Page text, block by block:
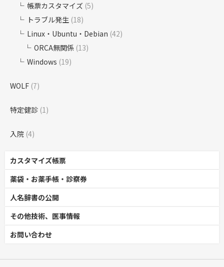
帳票カスタマイズ (5)
トラブル発生 (18)
Linux・Ubuntu・Debian (42)
ORCA無関係 (13)
Windows (19)
WOLF (7)
特定健診 (1)
入院 (4)
カスタマイズ帳票
薬袋・お薬手帳・診察券
人名辞書の公開
その他技術、医事情報
お問い合わせ